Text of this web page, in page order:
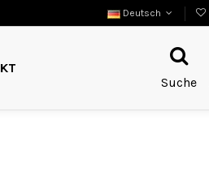
Deutsch
Suche